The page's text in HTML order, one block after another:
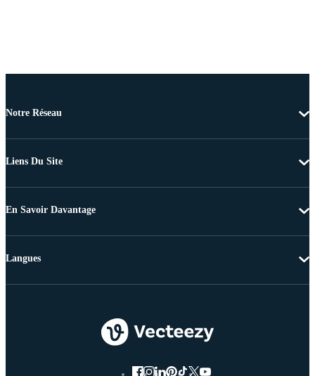
Notre Réseau
Liens Du Site
En Savoir Davantage
Langues